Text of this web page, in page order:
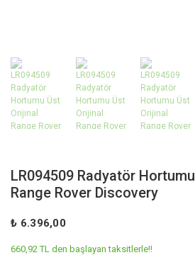
LR094509 Radyatör
Range Rover Discovery
₺ 6.396,00
660,92 TL den başlayan taksitlerle!!